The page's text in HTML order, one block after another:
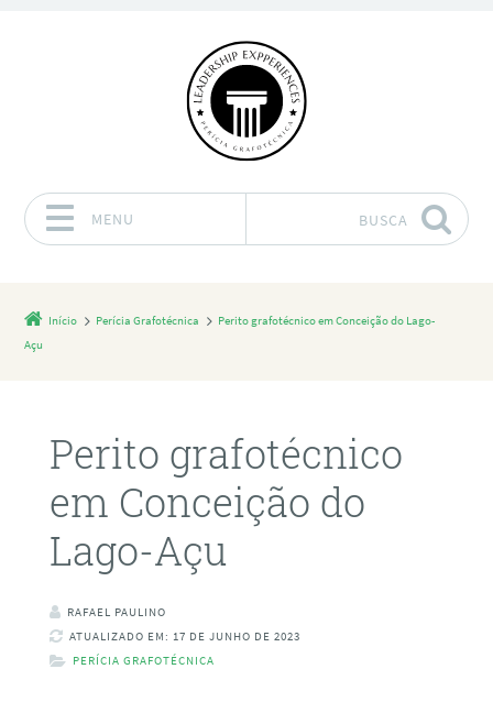
MENU BUSCA
Início Perícia Grafotécnica
Perito grafotécnico em Conceição do Lago-
Açu
Perito grafotécnico
em Conceição do
Lago-Açu
RAFAEL PAULINO
ATUALIZADO EM: 17 DE JUNHO DE 2023
PERÍCIA GRAFOTÉCNICA